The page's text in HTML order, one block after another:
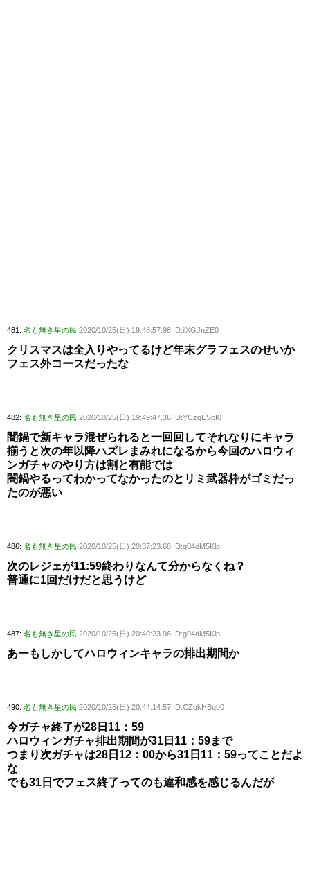
481: 名も無き星の民 2020/10/25(日) 19:48:57.98 ID:ilXGJnZE0
クリスマスは全入りやってるけど年末グラフェスのせいか
フェス外コースだったな
482: 名も無き星の民 2020/10/25(日) 19:49:47.36 ID:YCzgESpI0
闇鍋で新キャラ混ぜられると一回回してそれなりにキャラ
揃うと次の年以降ハズレまみれになるから今回のハロウィ
ンガチャのやり方は割と有能では
闇鍋やるってわかってなかったのとリミ武器枠がゴミだっ
たのが悪い
486: 名も無き星の民 2020/10/25(日) 20:37:23.68 ID:g04dM5Klp
次のレジェが11:59終わりなんて分からなくね？
普通に1回だけだと思うけど
487: 名も無き星の民 2020/10/25(日) 20:40:23.96 ID:g04dM5Klp
あーもしかしてハロウィンキャラの排出期間か
490: 名も無き星の民 2020/10/25(日) 20:44:14.57 ID:CZgkHBqb0
今ガチャ終了が28日11：59
ハロウィンガチャ排出期間が31日11：59まで
つまり次ガチャは28日12：00から31日11：59ってことだよ
な
でも31日でフェス終了ってのも違和感を感じるんだが